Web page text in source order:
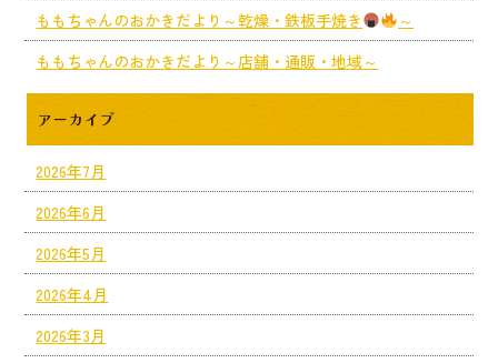
ももちゃんのおかきだより～乾燥・鉄板手焼き
～
ももちゃんのおかきだより～店舗・通販・地域～
アーカイブ
2026年7月
2026年6月
2026年5月
2026年4月
2026年3月